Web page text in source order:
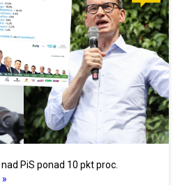
PiS ponad 10 pkt proc.